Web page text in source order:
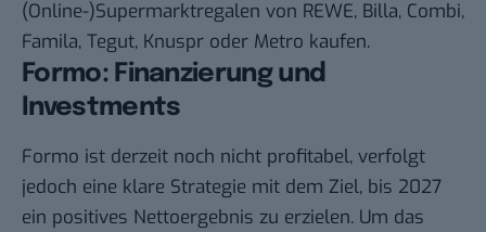
(Online-)Supermarktregalen von REWE, Billa, Combi,
Famila, Tegut, Knuspr oder Metro kaufen.
Formo: Finanzierung und
Investments
Formo ist derzeit noch nicht profitabel, verfolgt
jedoch eine klare Strategie mit dem Ziel, bis 2027
ein positives Nettoergebnis zu erzielen. Um das